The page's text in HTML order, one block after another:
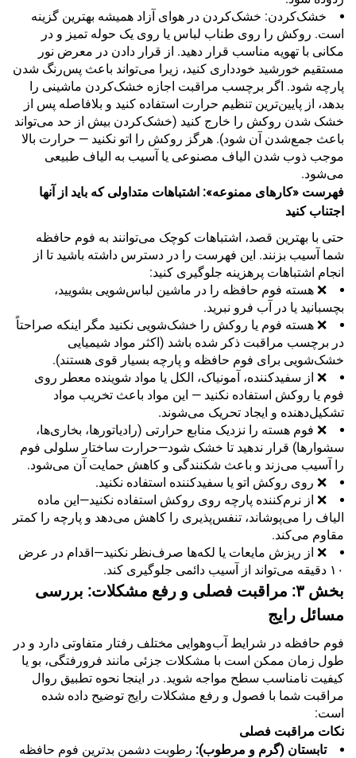
خشک‌کردن: خشک‌کردن در هوای آزاد همیشه بهترین گزینه
است. روکش را روی طناب لباس یا روی یک حوله تمیز و در
مکانی با تهویه مناسب قرار دهید. از قرار دادن در معرض نور
مستقیم خورشید خودداری کنید، زیرا می‌تواند باعث پس‌رنگ شدن
پارچه شود. اگر برچسب مراقبت اجازه خشک‌کردن ماشینی را
بدهد، از پایین‌ترین تنظیم حرارت استفاده کنید و بلافاصله پس از
خشک شدن روکش را خارج کنید (خشک‌کردن بیش از حد می‌تواند
باعث جمع‌شدن آن شود). هرگز روکش را اتو نکنید — حرارت بالا
موجب ذوب شدن الیاف مصنوعی یا آسیب به الیاف طبیعی
می‌شود.
فهرست «کارهای ممنوعه»: اشتباهات متداولی که باید از آنها
اجتناب کنید
حتی با بهترین قصد، اشتباهات کوچک می‌توانند به فوم حافظه
شما آسیب بزنند. این فهرست را در دسترس داشته باشید تا از
انجام اشتباهات پرهزینه جلوگیری کنید:
❌ هسته فوم حافظه را در ماشین لباس‌شویی بشویید،
بچسبانید یا در آب فرو نبرید.
❌ هسته فوم یا روکش را خشک‌شویی نکنید مگر اینکه صراحتاً
در برچسب مراقبت ذکر شده باشد (اکثر مواد شیمیایی
خشک‌شویی برای فوم حافظه و پارچه بسیار قوی هستند).
❌ از سفیدکننده، آمونیاک، الکل یا مواد شوینده معطر روی
فوم یا روکش استفاده نکنید — این مواد باعث تخریب مواد
تشکیل‌دهنده و ایجاد تحریک می‌شوند.
❌ فوم هسته را نزدیک منابع حرارتی (رادیاتورها، بخاری‌ها،
سشوارها) قرار ندهید تا خشک شود—حرارت ساختار سلولی فوم
را آسیب می‌زند و باعث شکنندگی و کاهش حمایت آن می‌شود.
❌ روی روکش اتو یا سفیدکننده استفاده نکنید.
❌ از نرم‌کننده پارچه روی روکش استفاده نکنید—این ماده
الیاف را می‌پوشاند، تنفس‌پذیری را کاهش می‌دهد و پارچه را کمتر
مقاوم می‌کند.
❌ از ریزش مایعات یا لکه‌ها صرف‌نظر نکنید—اقدام در عرض
۱۰ دقیقه می‌تواند از آسیب دائمی جلوگیری کند.
بخش ۳: مراقبت فصلی و رفع مشکلات: بررسی
مسائل رایج
فوم حافظه در شرایط آب‌وهوایی مختلف رفتار متفاوتی دارد و در
طول زمان ممکن است با مشکلات جزئی مانند فرورفتگی، بو یا
کیفیت نامناسب سطح مواجه شوید. در اینجا نحوه تطبیق روال
مراقبت شما با فصول و رفع مشکلات رایج توضیح داده شده
است:
نکات مراقبت فصلی
تابستان (گرم و مرطوب): رطوبت دشمن بدترین فوم حافظه